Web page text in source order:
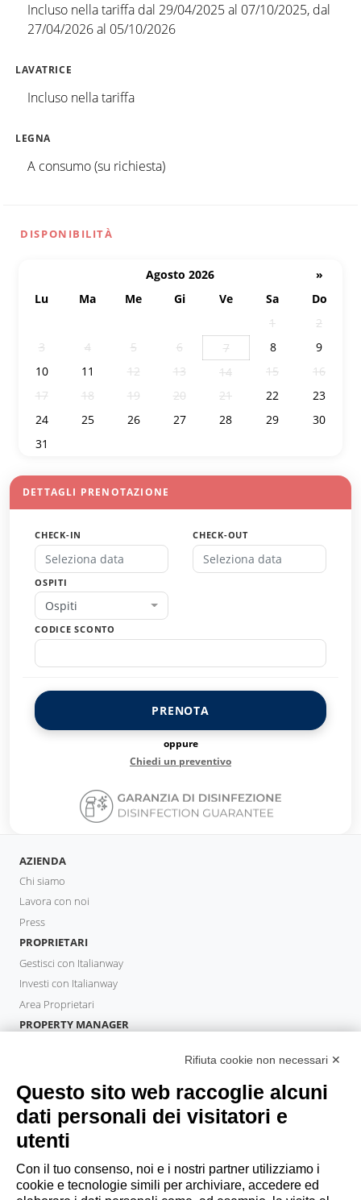
Incluso nella tariffa dal 29/04/2025 al 07/10/2025, dal
27/04/2026 al 05/10/2026
LAVATRICE
Incluso nella tariffa
LEGNA
A consumo (su richiesta)
DISPONIBILITÀ
Agosto 2026
»
Lu
Ma Me Gi Ve Sa
Do
1
2
3
4 5 6 7 8
9
10
11 12 13 14 15
16
17
18 19 20 21 22
23
24
25 26 27 28 29
30
31
DETTAGLI PRENOTAZIONE
CHECK-IN CHECK-OUT
OSPITI
Ospiti
CODICE SCONTO
PRENOTA
oppure
Chiedi un preventivo
AZIENDA
Chi siamo
Lavora con noi
Press
PROPRIETARI
Gestisci con Italianway
Investi con Italianway
Area Proprietari
PROPERTY MANAGER
OSPITI
Prenota un soggiorno
Soggiorni lunghi
Esperienze per gli ospiti
Sconti per gli ospiti
Convenzioni per Aziende
Rifiuta cookie non necessari ✕
Questo sito web raccoglie alcuni
dati personali dei visitatori e
utenti
Con il tuo consenso, noi e i nostri partner utilizziamo i
cookie e tecnologie simili per archiviare, accedere ed